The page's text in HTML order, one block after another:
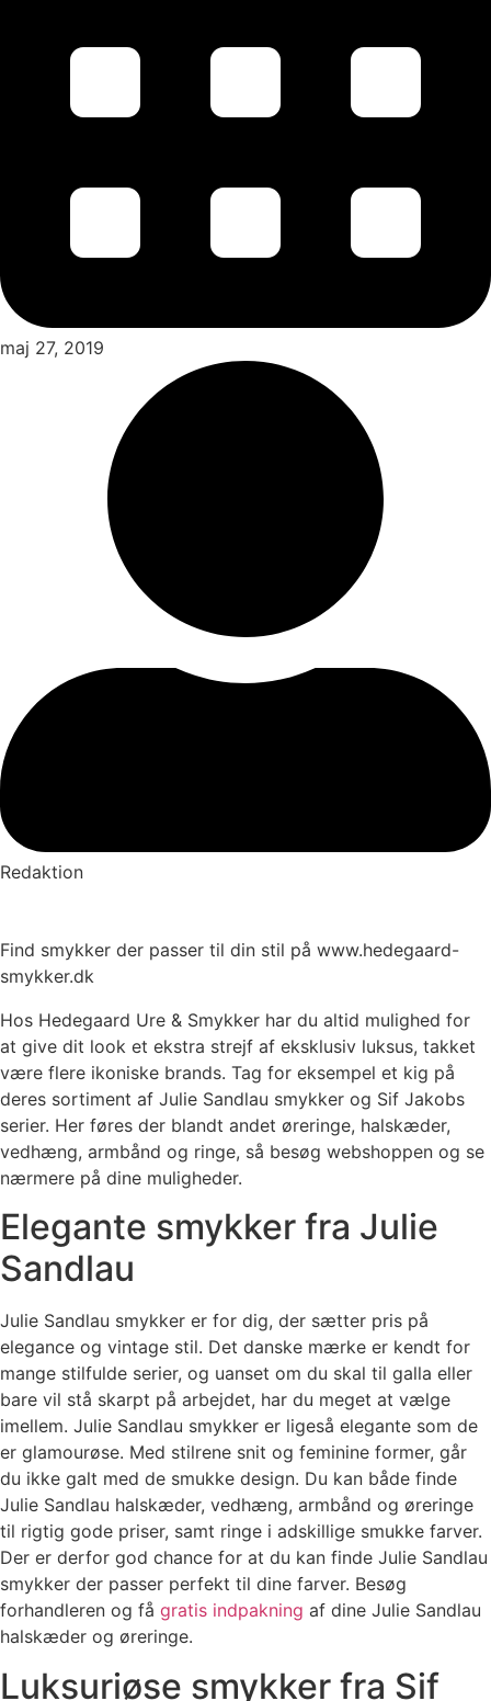
maj 27, 2019
Redaktion
Find smykker der passer til din stil på www.hedegaard-
smykker.dk
Hos Hedegaard Ure & Smykker har du altid mulighed for
at give dit look et ekstra strejf af eksklusiv luksus, takket
være flere ikoniske brands. Tag for eksempel et kig på
deres sortiment af Julie Sandlau smykker og Sif Jakobs
serier. Her føres der blandt andet øreringe, halskæder,
vedhæng, armbånd og ringe, så besøg webshoppen og se
nærmere på dine muligheder.
Elegante smykker fra Julie
Sandlau
Julie Sandlau smykker er for dig, der sætter pris på
elegance og vintage stil. Det danske mærke er kendt for
mange stilfulde serier, og uanset om du skal til galla eller
bare vil stå skarpt på arbejdet, har du meget at vælge
imellem. Julie Sandlau smykker er ligeså elegante som de
er glamourøse. Med stilrene snit og feminine former, går
du ikke galt med de smukke design. Du kan både finde
Julie Sandlau halskæder, vedhæng, armbånd og øreringe
til rigtig gode priser, samt ringe i adskillige smukke farver.
Der er derfor god chance for at du kan finde Julie Sandlau
smykker der passer perfekt til dine farver. Besøg
forhandleren og få gratis indpakning af dine Julie Sandlau
halskæder og øreringe.
Luksuriøse smykker fra Sif